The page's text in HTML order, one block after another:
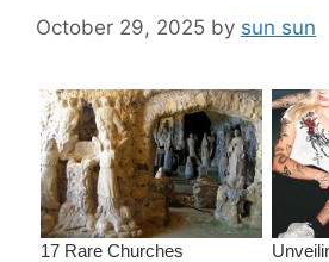
October 29, 2025 by sun sun